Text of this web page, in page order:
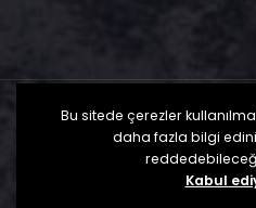
Bu sitede çerezler
daha fazla bilgi
Kabul